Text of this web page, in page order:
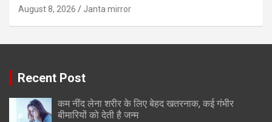
August 8, 2026 Janta mirror
Recent Post
कम नींद लेना शरीर के लिए बेहद खतरनाक, कई गंभीर
बीमारियों को देती है जन्म